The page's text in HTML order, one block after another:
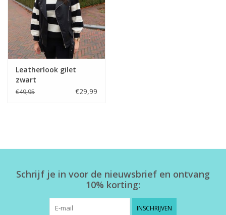
Home deco
SALE
Herensokken
Leatherlook gilet
zwart
€49,95 €29,99
Schrijf je in voor de nieuwsbrief en ontvang
10% korting:
INSCHRIJVEN